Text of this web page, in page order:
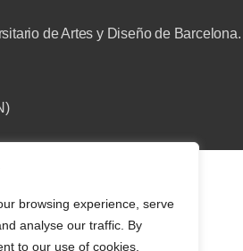
browsing experience, serve
analyse our traffic. By
to our use of cookies.
de Artes y Diseño de
)